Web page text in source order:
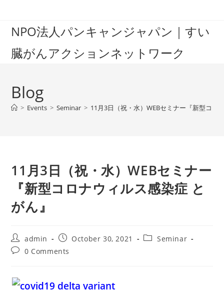
contentNPO法人パンキャンジャパン｜すい
臓がんアクションネットワーク
Blog
> Events > Seminar > 11月3日（祝・水）WEBセミナー『新型コロ
11月3日（祝・水）WEBセミナー
『新型コロナウィルス感染症 と
がん』
Post
author:
admin
Post
published:
October 30, 2021
PostSeminar
Post0 Comments